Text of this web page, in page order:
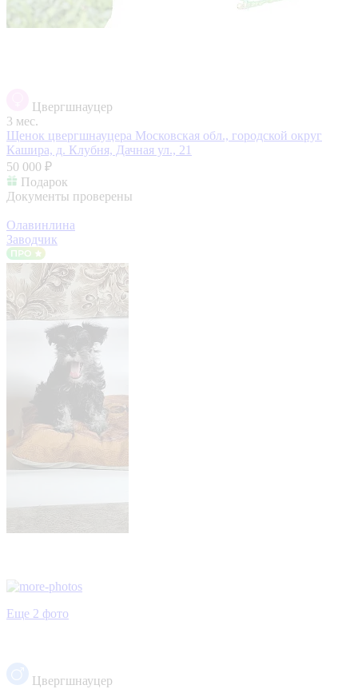
Цвергшнауцер
3 мес.
Щенок цвергшнауцера Московская обл., городской округ
Кашира, д. Клубня, Дачная ул., 21
50 000 ₽
Подарок
Документы проверены
Олавинлина
Заводчик
Еще 2 фото
Цвергшнауцер